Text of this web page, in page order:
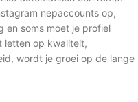
nepaccounts op,
en soms moet je profiel
letten op kwaliteit,
wordt je groei op de lange